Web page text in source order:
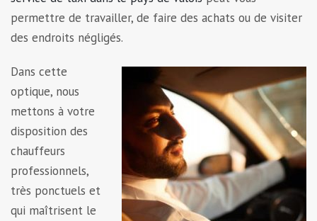
permettre de travailler, de faire des achats ou de visiter
des endroits négligés.
Dans cette
optique, nous
mettons à votre
disposition des
chauffeurs
professionnels,
très ponctuels et
qui maîtrisent le